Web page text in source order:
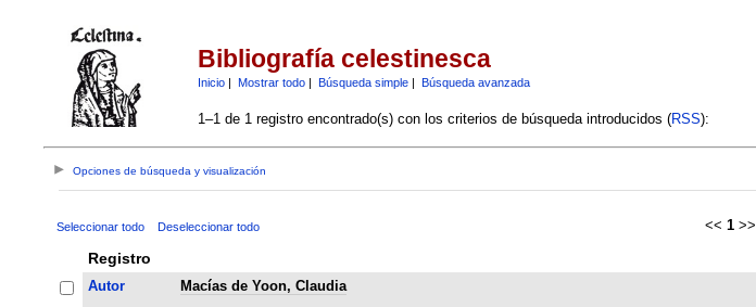
Bibliografía celestinesca
Inicio| Mostrar todo| Búsqueda simple| Búsqueda avanzada
1–1 de 1 registro encontrado(s) con los criterios de búsqueda introducidos (RSS):
Opciones de búsqueda y visualización
Seleccionar todo Deseleccionar todo << 1 >>
Registro
Autor
Macías de Yoon, Claudia